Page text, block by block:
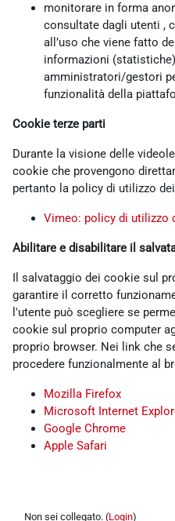
monitorare in forma
consultate dagli utenti ,
all’uso che viene fatto
informazioni
amministratori/gestori
funzionalità della
Cookie terze parti
Durante la visione delle
cookie che provengono
pertanto la policy di utilizzo
Vimeo: policy di utilizzo
Abilitare e disabilitare il
Il salvataggio dei cookie sul
garantire il corretto
l'utente può scegliere se
cookie sul proprio computer
proprio browser. Nei link che
procedere funzionalmente al
Mozilla Firefox
Microsoft Internet
Google Chrome
Apple Safari
Non sei collegato. (Login)